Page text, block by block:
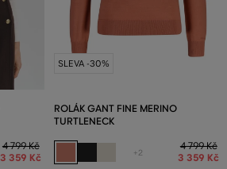
4 799 Kč
3 359 Kč
SLEVA -30%
ROLÁK GANT FINE MERINO
TURTLENECK
+2
4 799 Kč
3 359 Kč